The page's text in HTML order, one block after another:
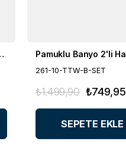
Havlusu
261-10-TTW-B-SET
₺749,95
₺1.499,90
SEPETE EKLE